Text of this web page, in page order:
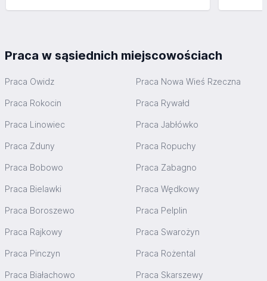
Praca w sąsiednich miejscowościach
Praca Owidz Praca Nowa Wieś Rzeczna
Praca Rokocin Praca Rywałd
Praca Linowiec Praca Jabłówko
Praca Zduny Praca Ropuchy
Praca Bobowo Praca Zabagno
Praca Bielawki Praca Wędkowy
Praca Boroszewo Praca Pelplin
Praca Rajkowy Praca Swarożyn
Praca Pinczyn Praca Rożental
Praca Białachowo Praca Skarszewy